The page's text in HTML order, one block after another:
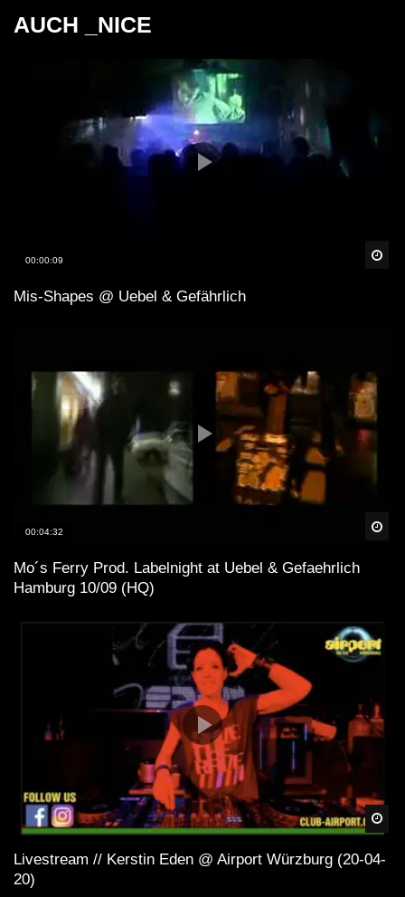
AUCH _NICE
00:00:09
Mis-Shapes @ Uebel & Gefährlich
00:04:32
Mo´s Ferry Prod. Labelnight at Uebel & Gefaehrlich
Hamburg 10/09 (HQ)
Livestream // Kerstin Eden @ Airport Würzburg (20-04-
20)